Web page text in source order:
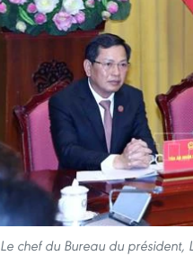
Le chef du Bureau du président,